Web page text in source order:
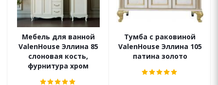
Мебель для ванной
ValenHouse Эллина 85
слоновая кость,
фурнитура хром
Тумба с раковиной
ValenHouse Эллина 105
патина золото